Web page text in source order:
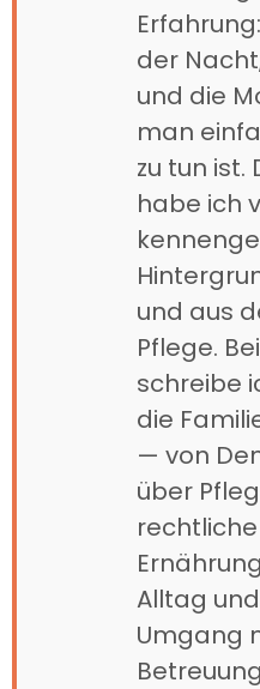
der
und die
man
zu tun ist.
habe ich
und aus
Pflege.
schreibe
die
— von
über
Alltag
Umgang